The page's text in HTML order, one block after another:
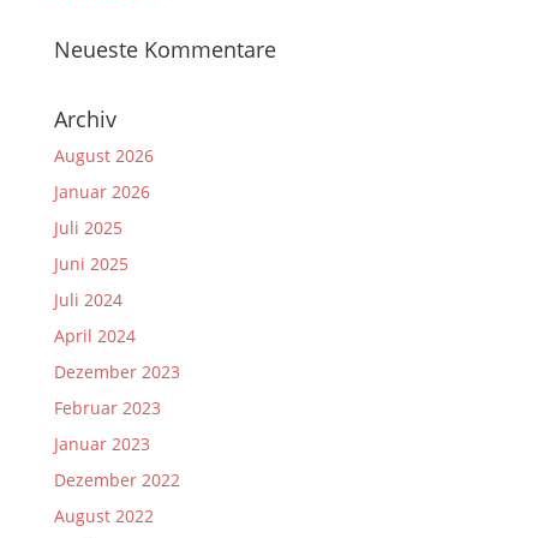
Neueste Kommentare
Archiv
August 2026
Januar 2026
Juli 2025
Juni 2025
Juli 2024
April 2024
Dezember 2023
Februar 2023
Januar 2023
Dezember 2022
August 2022